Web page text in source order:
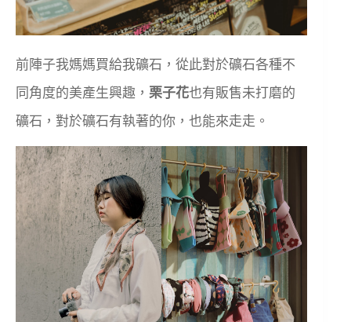
前陣子我媽媽買給我礦石，從此對於礦石各種不
同角度的美產生興趣， 栗子花也有販售未打磨的
礦石，對於礦石有執著的你，也能來走走。